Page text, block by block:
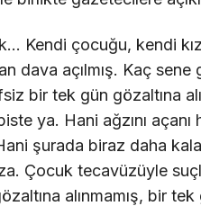
Kendi çocuğu, kendi
dava açılmış. Kaç
bir tek gün gözaltına
ya. Hani ağzını
şurada biraz daha
Çocuk tecavüzüyle
alınmamış, bir